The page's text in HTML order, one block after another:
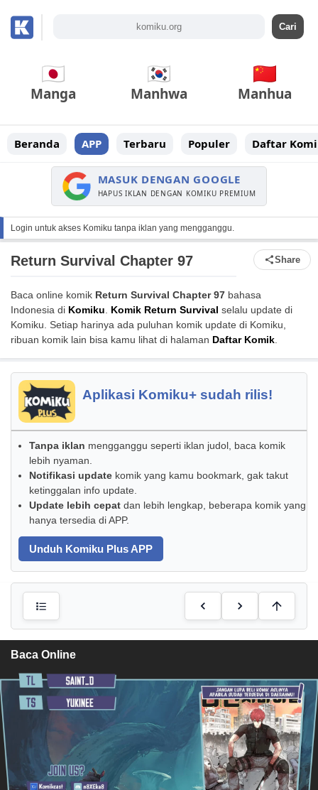
Manga Manhwa Manhua
Beranda APP Terbaru Populer Daftar
MASUK DENGAN GOOGLE
HAPUS IKLAN DENGAN KOMIKU PREMIUM
Login untuk akses Komiku tanpa iklan yang mengganggu.
Return Survival Chapter 97 Share
Baca online komik Return Survival Chapter 97 bahasa
Indonesia di Komiku. Komik Return Survival selalu update di
Komiku. Setiap harinya ada puluhan komik update di Komiku,
ribuan komik lain bisa kamu lihat di halaman Daftar Komik.
Aplikasi Komiku+ sudah rilis!
Tanpa iklan mengganggu seperti iklan judol, baca komik
lebih nyaman.
Notifikasi update komik yang kamu bookmark, gak takut
ketinggalan info update.
Update lebih cepat dan lebih lengkap, beberapa komik yang
hanya tersedia di APP.
Unduh Komiku Plus APP
Baca Online